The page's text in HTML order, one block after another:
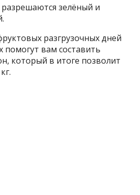
зелёный и
разгрузочных дней
помогут вам составить
который в итоге позволит